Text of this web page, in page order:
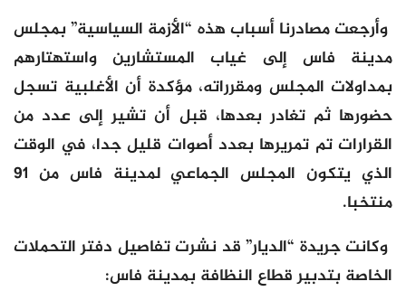
وأرجعت مصادرنا أسباب هذه “الأزمة السياسية” بمجلس
مدينة فاس إلى غياب المستشارين واستهتارهم
بمداولات المجلس ومقرراته، مؤكدة أن الأغلبية تسجل
حضورها ثم تغادر بعدها، قبل أن تشير إلى عدد من
القرارات تم تمريرها بعدد أصوات قليل جدا، في الوقت
الذي يتكون المجلس الجماعي لمدينة فاس من 91
منتخبا.
وكانت جريدة “الديار” قد نشرت تفاصيل دفتر التحملات
الخاصة بتدبير قطاع النظافة بمدينة فاس: